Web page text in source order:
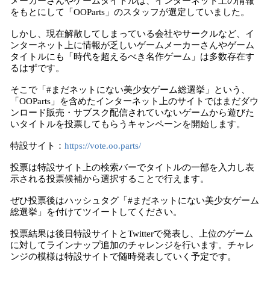
をもとにして「OOParts」のスタッフが選定していました。
しかし、現在解散してしまっている会社やサークルなど、イ
ンターネット上に情報が乏しいゲームメーカーさんやゲーム
タイトルにも「時代を超えるべき名作ゲーム」は多数存在す
るはずです。
そこで「#まだネットにない美少女ゲーム総選挙」という、
「OOParts」を含めたインターネット上のサイトではまだダウ
ンロード販売・サブスク配信されていないゲームから遊びた
いタイトルを投票してもらうキャンペーンを開始します。
特設サイト： https://vote.oo.parts/
投票は特設サイト上の検索バーでタイトルの一部を入力し表
示される投票候補から選択することで行えます。
ぜひ投票後はハッシュタグ「#まだネットにない美少女ゲーム
総選挙」を付けてツイートしてください。
投票結果は後日特設サイトとTwitterで発表し、上位のゲーム
に対してラインナップ追加のチャレンジを行います。チャレ
ンジの模様は特設サイトで随時発表していく予定です。